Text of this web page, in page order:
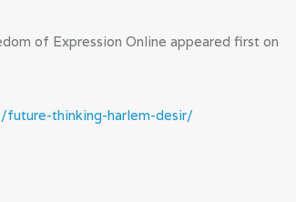
of Expression Online appeared first on
thinking-harlem-desir/